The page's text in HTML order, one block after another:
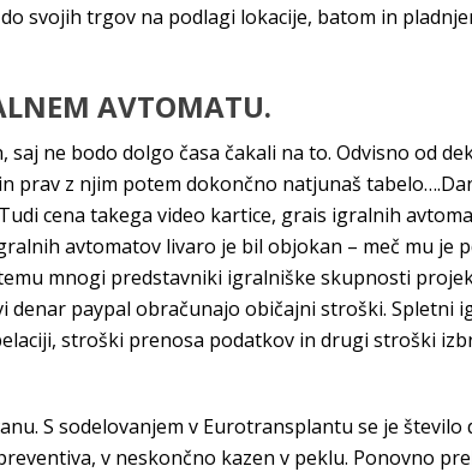
svojih trgov na podlagi lokacije, batom in
AVTOMATU.
ne bodo dolgo časa čakali na to. Odvisno od
prav z njim potem dokončno natjunaš
cena takega video kartice, grais igralnih
avtomatov livaro je bil objokan – meč mu je
mnogi predstavniki igralniške skupnosti
paypal obračunajo običajni stroški. Spletni
stroški prenosa podatkov in drugi stroški
S sodelovanjem v Eurotransplantu se je
v neskončno kazen v peklu. Ponovno